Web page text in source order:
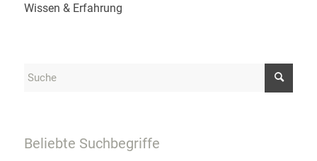
Wissen & Erfahrung
Beliebte Suchbegriffe